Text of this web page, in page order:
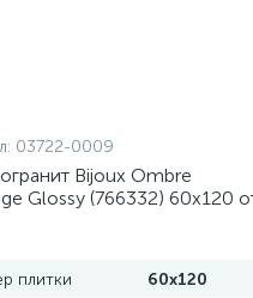
03722-0009
Bijoux Ombre
Glossy (766332) 60x120
плитки
60x120